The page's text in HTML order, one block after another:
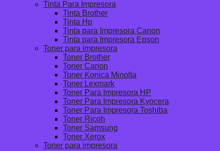
Tinta Para Impresora
Tinta Brother
Tinta Hp
Tinta para Impresora Canon
Tinta para Impresora Epson
Toner para impresora
Toner Brother
Toner Canon
Toner Konica Minolta
Toner Lexmark
Toner Para Impresora HP
Toner Para Impresora Kyocera
Toner Para Impresora Toshiba
Toner Ricoh
Toner Samsung
Toner Xerox
Toner para impresora